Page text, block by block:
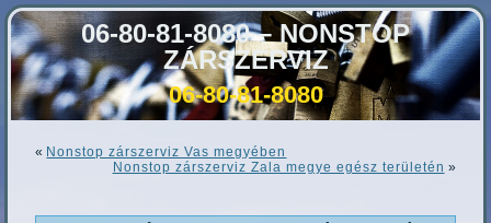
06-80-81-8080 – NONSTOP
ZÁRSZERVIZ
06-80-81-8080
« Nonstop zárszerviz Vas megyében
Nonstop zárszerviz Zala megye egész területén »